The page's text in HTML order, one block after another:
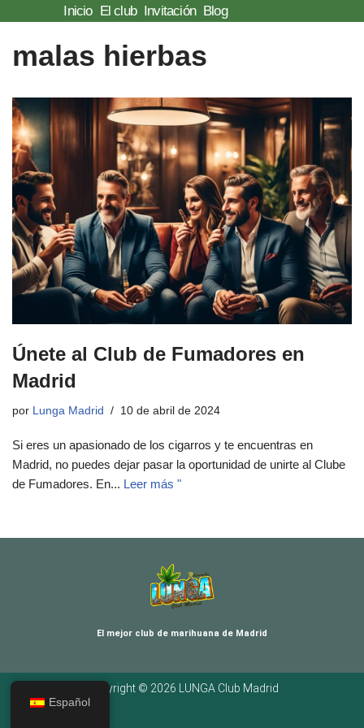
al
Inicio El club Invitación Blog
malas hierbas
Únete al Club de Fumadores en
Madrid
por Lunga Madrid 10 de abril de 2024
Si eres un apasionado de los cigarros y te encuentras en
Madrid, no puedes dejar pasar la oportunidad de unirte al Clube
de Fumadores. En... Leer más "
El mejor club de marihuana de Madrid
Copyright © 2026 LUNGA Club Madrid
Español